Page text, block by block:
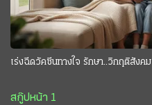
เร่งฉีดวัคซีนทางใจ รักษา..วิกฤติสังคม
สกู๊ปหน้า 1